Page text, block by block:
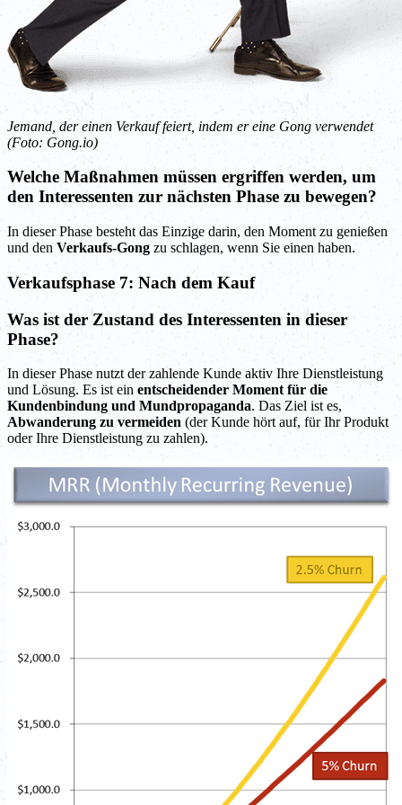
Jemand, der einen Verkauf feiert, indem er eine Gong verwendet
(Foto: Gong.io)
Welche Maßnahmen müssen ergriffen werden, um
den Interessenten zur nächsten Phase zu bewegen?
In dieser Phase besteht das Einzige darin, den Moment zu genießen
und den Verkaufs-Gong zu schlagen, wenn Sie einen haben.
Verkaufsphase 7: Nach dem Kauf
Was ist der Zustand des Interessenten in dieser
Phase?
In dieser Phase nutzt der zahlende Kunde aktiv Ihre Dienstleistung
und Lösung. Es ist ein entscheidender Moment für die
Kundenbindung und Mundpropaganda. Das Ziel ist es,
Abwanderung zu vermeiden (der Kunde hört auf, für Ihr Produkt
oder Ihre Dienstleistung zu zahlen).